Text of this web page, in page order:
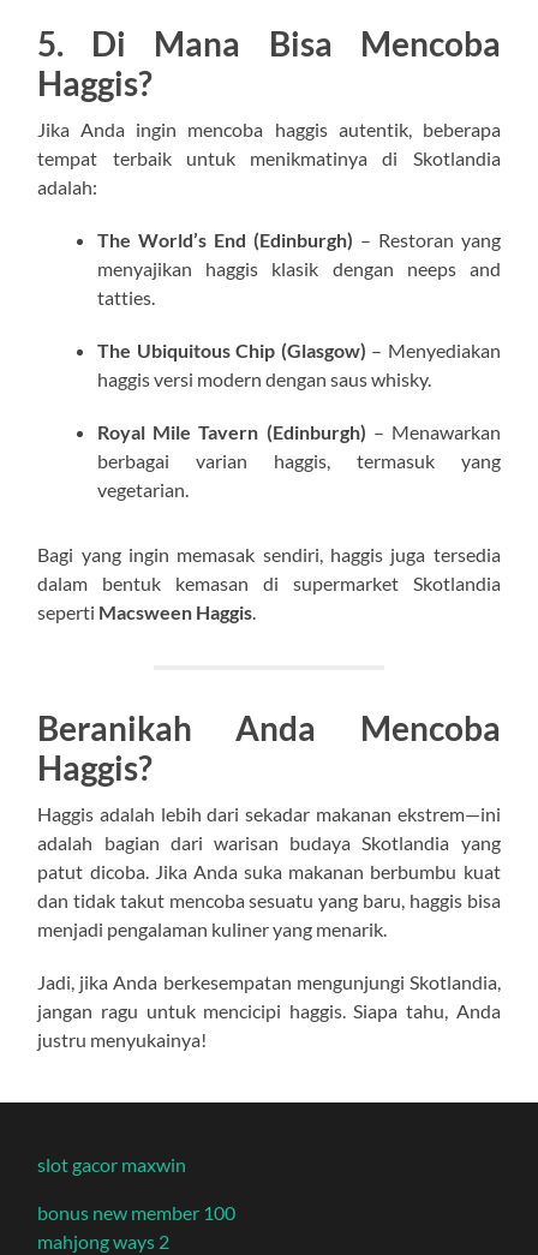
5. Di Mana Bisa Mencoba
Haggis?
Jika Anda ingin mencoba haggis autentik, beberapa
tempat terbaik untuk menikmatinya di Skotlandia
adalah:
The World’s End (Edinburgh) – Restoran yang
menyajikan haggis klasik dengan neeps and
tatties.
The Ubiquitous Chip (Glasgow) – Menyediakan
haggis versi modern dengan saus whisky.
Royal Mile Tavern (Edinburgh) – Menawarkan
berbagai varian haggis, termasuk yang
vegetarian.
Bagi yang ingin memasak sendiri, haggis juga tersedia
dalam bentuk kemasan di supermarket Skotlandia
seperti Macsween Haggis.
Beranikah Anda Mencoba
Haggis?
Haggis adalah lebih dari sekadar makanan ekstrem—ini
adalah bagian dari warisan budaya Skotlandia yang
patut dicoba. Jika Anda suka makanan berbumbu kuat
dan tidak takut mencoba sesuatu yang baru, haggis bisa
menjadi pengalaman kuliner yang menarik.
Jadi, jika Anda berkesempatan mengunjungi Skotlandia,
jangan ragu untuk mencicipi haggis. Siapa tahu, Anda
justru menyukainya!
slot gacor maxwin
bonus new member 100
mahjong ways 2